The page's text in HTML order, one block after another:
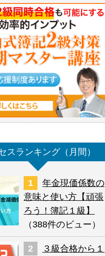
スランキング（月間）
年金現価係数の
意味と使い方【頑張
ろう！簿記１級】
（388件のビュー ）
３級合格から１